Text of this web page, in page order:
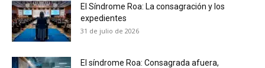
El Síndrome Roa: La consagración y los
expedientes
31 de julio de 2026
El síndrome Roa: Consagrada afuera,